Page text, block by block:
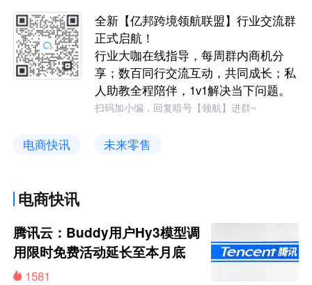
全新【亿邦跨境领航联盟】行业交流群
正式启航！
行业大咖在线指导，每周群内商机分
享；数百同行交流互动，共同成长；私
人助教全程陪伴，1v1解决当下问题。
扫码加小编，回复暗号【领航】进群~
电商快讯 未来零售
电商快讯
腾讯云：Buddy用户Hy3模型调
用限时免费活动延长至本月底
1581